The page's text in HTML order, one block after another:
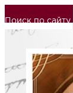
Поиск по сайту